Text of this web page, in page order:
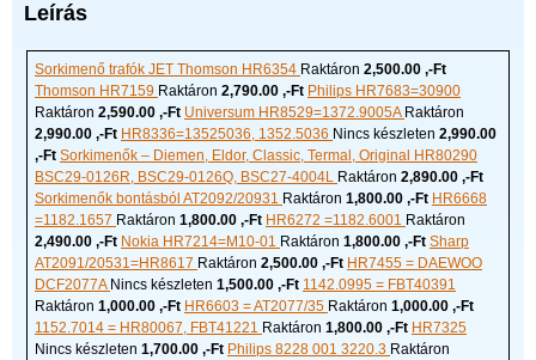
Leírás
Sorkimenő trafók JET Thomson HR6354 Raktáron 2,500.00 ,-Ft
Thomson HR7159 Raktáron 2,790.00 ,-Ft Philips HR7683=30900
Raktáron 2,590.00 ,-Ft Universum HR8529=1372.9005A Raktáron
2,990.00 ,-Ft HR8336=13525036, 1352.5036 Nincs készleten 2,990.00
,-Ft Sorkimenők – Diemen, Eldor, Classic, Termal, Original HR80290
BSC29-0126R, BSC29-0126Q, BSC27-4004L Raktáron 2,890.00 ,-Ft
Sorkimenők bontásból AT2092/20931 Raktáron 1,800.00 ,-Ft HR6668
=1182.1657 Raktáron 1,800.00 ,-Ft HR6272 =1182.6001 Raktáron
2,490.00 ,-Ft Nokia HR7214=M10-01 Raktáron 1,800.00 ,-Ft Sharp
AT2091/20531=HR8617 Raktáron 2,500.00 ,-Ft HR7455 = DAEWOO
DCF2077A Nincs készleten 1,500.00 ,-Ft 1142.0995 = FBT40391
Raktáron 1,000.00 ,-Ft HR6603 = AT2077/35 Raktáron 1,000.00 ,-Ft
1152.7014 = HR80067, FBT41221 Raktáron 1,800.00 ,-Ft HR7325
Nincs készleten 1,700.00 ,-Ft Philips 8228 001 3220.3 Raktáron